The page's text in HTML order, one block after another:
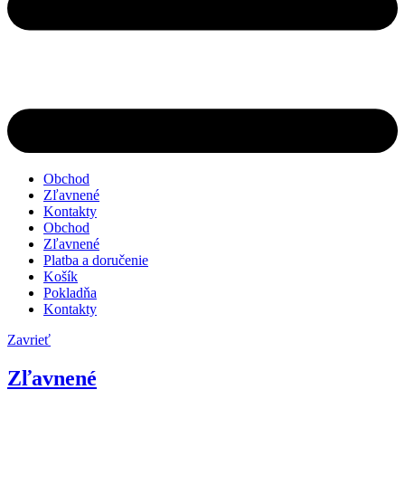
Obchod
Zľavnené
Kontakty
Obchod
Zľavnené
Platba a doručenie
Košík
Pokladňa
Kontakty
Zavrieť
Zľavnené